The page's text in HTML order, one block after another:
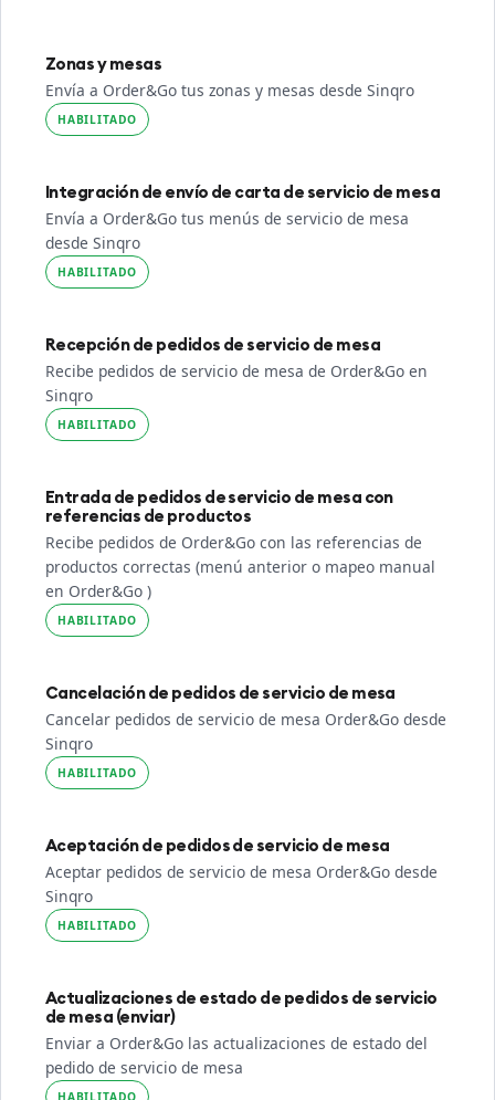
Zonas y mesas
Envía a Order&Go tus zonas y mesas desde Sinqro
HABILITADO
Integración de envío de carta de servicio de mesa
Envía a Order&Go tus menús de servicio de mesa
desde Sinqro
HABILITADO
Recepción de pedidos de servicio de mesa
Recibe pedidos de servicio de mesa de Order&Go en
Sinqro
HABILITADO
Entrada de pedidos de servicio de mesa con
referencias de productos
Recibe pedidos de Order&Go con las referencias de
productos correctas (menú anterior o mapeo manual
en Order&Go )
HABILITADO
Cancelación de pedidos de servicio de mesa
Cancelar pedidos de servicio de mesa Order&Go desde
Sinqro
HABILITADO
Aceptación de pedidos de servicio de mesa
Aceptar pedidos de servicio de mesa Order&Go desde
Sinqro
HABILITADO
Actualizaciones de estado de pedidos de servicio
de mesa (enviar)
Enviar a Order&Go las actualizaciones de estado del
pedido de servicio de mesa
HABILITADO